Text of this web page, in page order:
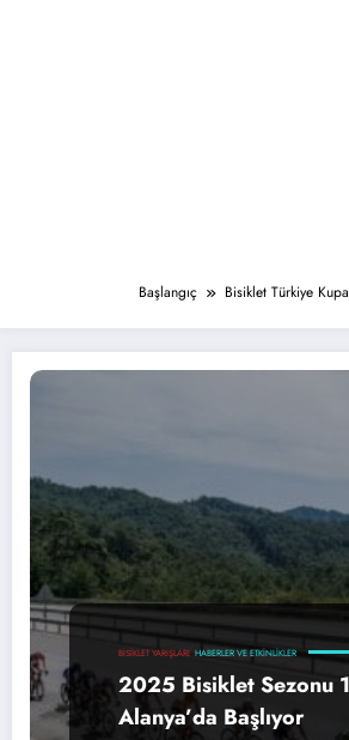
Başlangıç Bisiklet Türkiye
BISIKLET YARIŞLARI HABERLER VE ETKINLIKLER
2025 Bisiklet Sezonu
Alanya’da Başlıyor